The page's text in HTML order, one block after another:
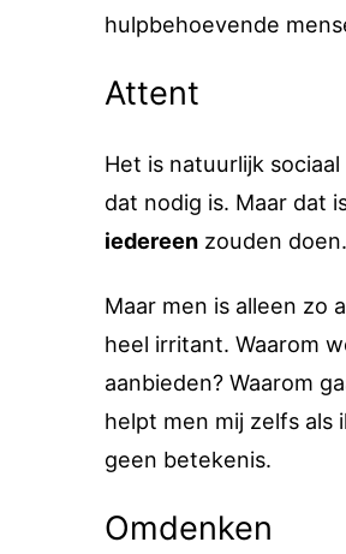
hulpbehoevende
Attent
Het is natuurlijk
dat nodig is. Maar dat
iedereen zouden
Maar men is alleen zo
heel irritant. Waarom
aanbieden? Waarom
helpt men mij zelfs als
geen betekenis.
Omdenken